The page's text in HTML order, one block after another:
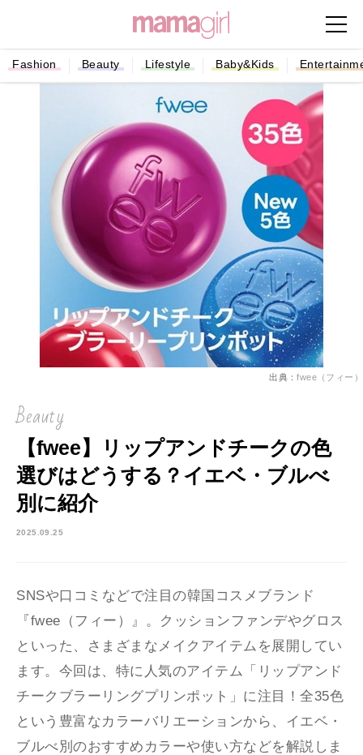
Fashion Beauty Lifestyle Baby&Kids
出典：fwee（フィー）
Beauty
【fwee】リップアンドチークの色
選びはどうする？イエベ・ブルべ
別に紹介
2025.09.25
SNSや口コミなどで注目の韓国コスメブランド
『fwee（フィー）』。クッションファンデやグロス
といった、さまざまなメイクアイテムを展開してい
ます。今回は、特に人気のアイテム「リップアンド
チークブラーリングプリンポット」に注目！全35色
という豊富なカラーバリエーションから、イエベ・
ブルべ別のおすすめカラーや使い方などを解説しま